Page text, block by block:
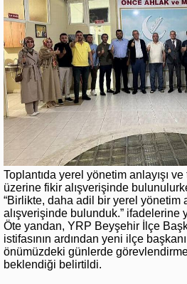
Toplantıda yerel yönetim anlayışı ve
üzerine fikir alışverişinde
“Birlikte, daha adil bir yerel yönetim
alışverişinde bulunduk.” ifadelerine
Öte yandan, YRP Beyşehir İlçe
istifasının ardından yeni ilçe
önümüzdeki günlerde
beklendiği belirtildi.